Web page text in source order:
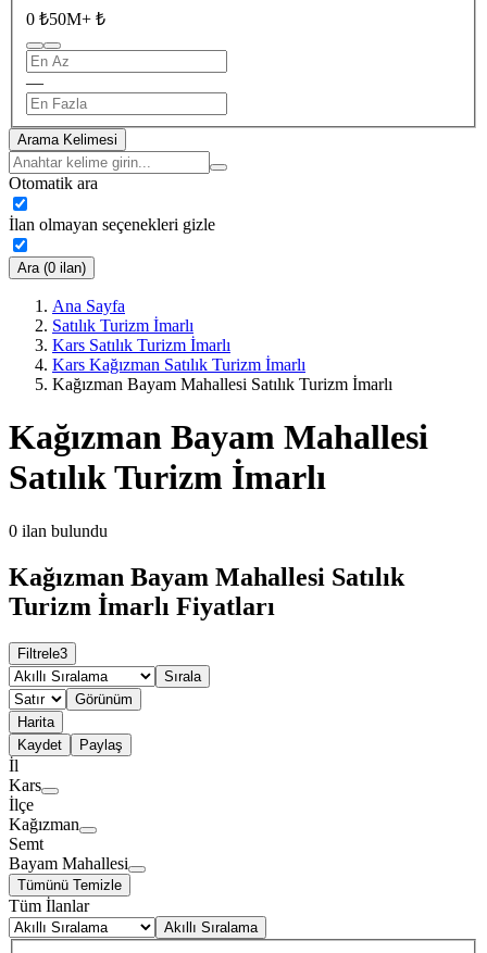
0 ₺50M+ ₺
—
Arama Kelimesi
Otomatik ara
İlan olmayan seçenekleri gizle
Ara (0 ilan)
Ana Sayfa
Satılık Turizm İmarlı
Kars Satılık Turizm İmarlı
Kars Kağızman Satılık Turizm İmarlı
Kağızman Bayam Mahallesi Satılık Turizm İmarlı
Kağızman Bayam Mahallesi
Satılık Turizm İmarlı
0 ilan bulundu
Kağızman Bayam Mahallesi Satılık
Turizm İmarlı Fiyatları
Filtrele3
Sırala
Görünüm
Harita
Kaydet
Paylaş
İl
Kars
İlçe
Kağızman
Semt
Bayam Mahallesi
Tümünü Temizle
Tüm İlanlar
Akıllı Sıralama